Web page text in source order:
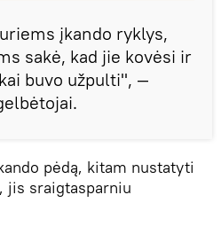
įkando ryklys,
sakė, kad jie kovėsi ir
buvo užpulti", —
pėdą, kitam nustatyti
jis sraigtasparniu